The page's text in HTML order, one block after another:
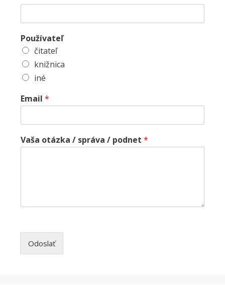
Používateľ
čitateľ
knižnica
iné
Email *
Vaša otázka / správa / podnet *
Odoslať